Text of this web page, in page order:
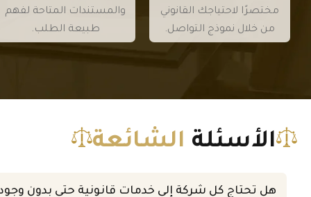
مختصرًا لاحتياجك القانوني
من خلال نموذج التواصل.
والمستندات المتاحة لفهم
طبيعة الطلب.
الأسئلة الشائعة
هل تحتاج كل شركة إلى خدمات قانونية حتى بدون